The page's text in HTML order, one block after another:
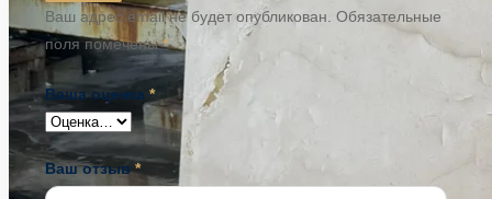
Ваш адрес email не будет опубликован. Обязательные
поля помечены*
Ваша оценка *
Ваш отзыв*